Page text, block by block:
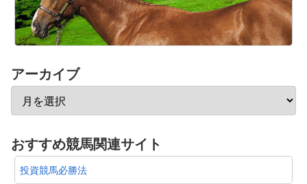
アーカイブ
おすすめ競馬関連サイト
投資競馬必勝法